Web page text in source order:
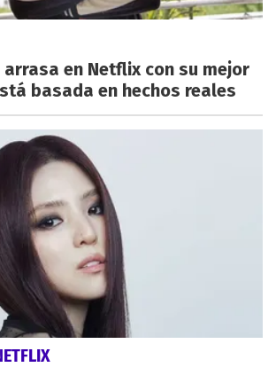
arrasa en Netflix con su mejor
basada en hechos reales